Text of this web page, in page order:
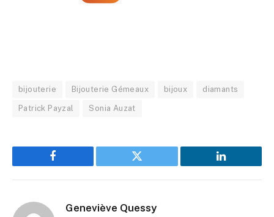
bijouterie Bijouterie Gémeaux bijoux diamants
Patrick Payzal Sonia Auzat
Facebook Twitter LinkedIn
Geneviève Quessy